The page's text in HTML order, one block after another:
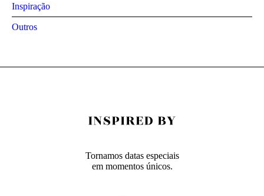
Inspiração
Outros
Tornamos datas especiais
em momentos únicos.